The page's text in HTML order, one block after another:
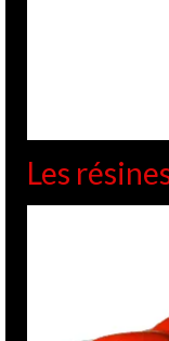
Les